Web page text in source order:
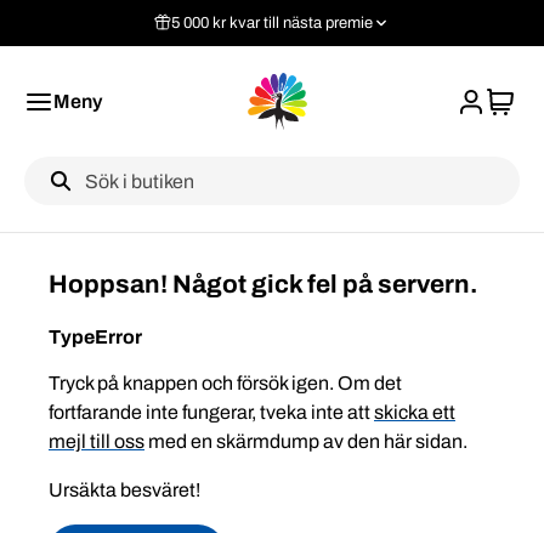
5 000 kr kvar till nästa premie
Meny
Label
Hoppsan! Något gick fel på servern.
TypeError
Tryck på knappen och försök igen. Om det
fortfarande inte fungerar, tveka inte attskicka ett
mejl till oss med en skärmdump av den här sidan.
Ursäkta besväret!